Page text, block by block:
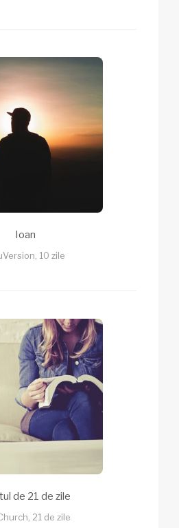
Ioan
10 zile
de 21 de zile
21 de zile